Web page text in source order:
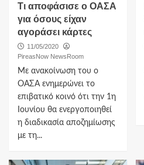
Τι αποφάσισε ο ΟAΣΑ
για όσους είχαν
αγοράσει κάρτες
11/05/2020
PireasNow NewsRoom
Με ανακοίνωση του ο
ΟΑΣΑ ενημερώνει το
επιβατικό κοινό ότι την 1η
Ιουνίου θα ενεργοποιηθεί
η διαδικασία αποζημίωσης
με τη...